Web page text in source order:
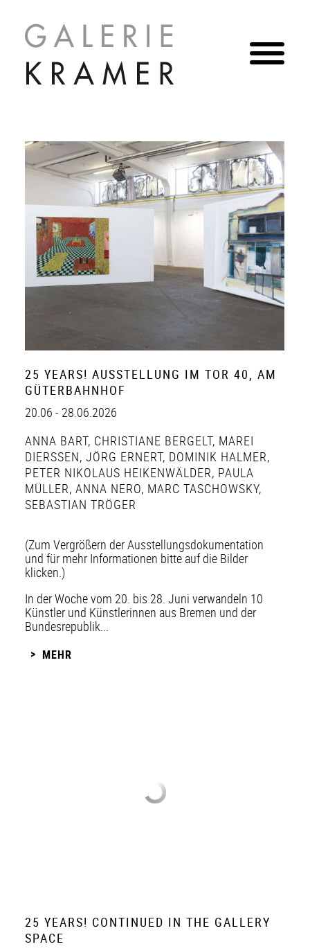
25 YEARS! AUSSTELLUNG IM TOR 40, AM
GÜTERBAHNHOF
20.06 - 28.06.2026
ANNA BART, CHRISTIANE BERGELT, MAREI
DIERSSEN , JÖRG ERNERT, DOMINIK HALMER,
PETER NIKOLAUS HEIKENWÄLDER, PAULA
MÜLLER, ANNA NERO, MARC TASCHOWSKY,
SEBASTIAN TRÖGER
(Zum Vergrößern der Ausstellungsdokumentation
und für mehr Informationen bitte auf die Bilder
klicken.)
In der Woche vom 20. bis 28. Juni verwandeln 10
Künstler und Künstlerinnen aus Bremen und der
Bundesrepublik...
MEHR
25 YEARS! CONTINUED IN THE GALLERY
SPACE